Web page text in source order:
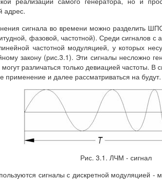
адрес.
сигнала во времени можно разделить
фазовой, частотной). Среди сигналов с
частотной модуляцией, у которых
закону (рис.3.1). Эти сигналы несложно
различаться только девиацией частоты.
применение и далее рассматриваться на будут.
Рис. 3.1. ЛЧМ - сигнал
сигналы с дискретной модуляцией -